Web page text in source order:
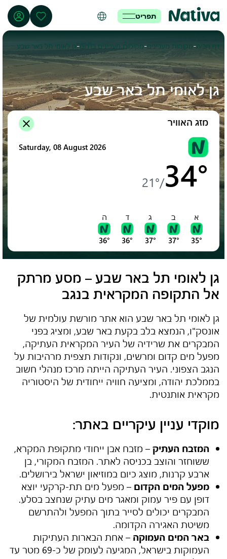
תפריט
דף הבית-מקומות מעניינים-מקומות מעניינים בדרום-גן לאומי תל באר שבע
גן לאומי תל באר שבע
מזג האוויר
Saturday, 08 August 2026
34°
/
21°
א
35°
ב
37°
ג
37°
ד
36°
ה
36°
גן לאומי תל באר שבע – מסע מרתק
אל התקופה המקראית בנגב
גן לאומי תל באר שבע הוא אתר מורשת עולמית של
אונסק"ו, הנמצא בלב בקעת באר שבע, ומציג בפני
המבקרים את שרידיה של העיר המקראית העתיקה,
מפעל מים קדום ומרשים, ונקודות תצפית מרהיבות על
הנגב הצפוני. העיר העתיקה הייתה מרכז מנהלי חשוב
בממלכת יהודה, ומציעה חוויה ייחודית של היסטוריה
מקראית אותנטית.
מוקדי עניין עיקריים באתר:
המזבח העתיק – מזבח אבן ייחודי מתקופת המקרא,
ששוחזר והוצב בכניסה לאתר. המזבח המקורי, בן
ארבע קרנות, מוצג כיום במוזיאון ישראל בירושלים.
מפעל המים הקדום – מפעל מים תת-קרקעי יוצא
דופן עם פיר עמוק ומאגר מים עתיק שנחצב בסלע.
המבקרים יכולים לסייר בתוך המפעל ולהתרשם
משיטת האגירה הקדומה.
באר המים העמוקה – אחת הבארות העתיקות
העמוקות בישראל, המגיעה לעומק של כ-69 מטר עד